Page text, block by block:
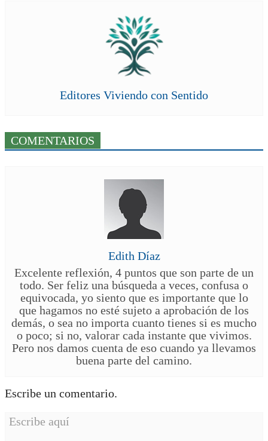
Editores Viviendo con Sentido
COMENTARIOS
Edith Díaz
Excelente reflexión, 4 puntos que son parte de un
todo. Ser feliz una búsqueda a veces, confusa o
equivocada, yo siento que es importante que lo
que hagamos no esté sujeto a aprobación de los
demás, o sea no importa cuanto tienes si es mucho
o poco; si no, valorar cada instante que vivimos.
Pero nos damos cuenta de eso cuando ya llevamos
buena parte del camino.
Escribe un comentario.